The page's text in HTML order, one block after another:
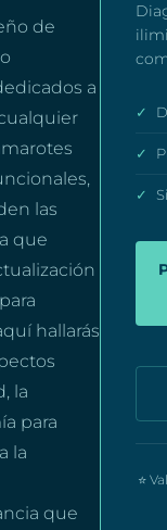
de
a
las
que
hallarás
la
para
la
que
✓
✓
✓
⭐